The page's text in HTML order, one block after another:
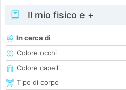
Il mio fisico e +
In cerca di
Colore occhi
Colore capelli
Tipo di corpo